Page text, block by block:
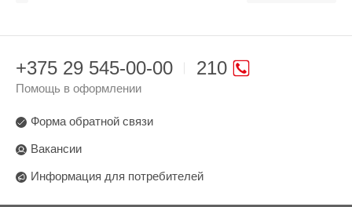
210
+375 29 545-00-00
Помощь в оформлении
Форма обратной связи
Вакансии
Информация для потребителей